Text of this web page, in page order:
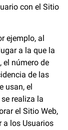
con el Sitio
ejemplo, al
a la que la
el número de
de las
usan, el
realiza la
el Sitio Web,
a los Usuarios